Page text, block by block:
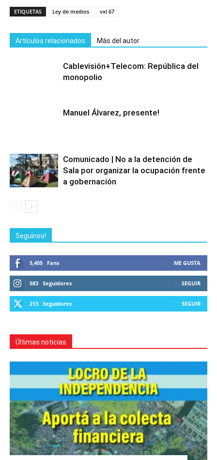
ETIQUETAS Ley de medios vxl 67
Artículos relacionados Más del autor
Cablevisión+Telecom: República del
monopolio
Manuel Álvarez, presente!
Comunicado | No a la detención de
Sala por organizar la ocupación frente
a gobernación
Seguinos!
5,405 Fans ME GUSTA
583 Seguidores SEGUIR
213 Seguidores SEGUIR
Últimas noticias